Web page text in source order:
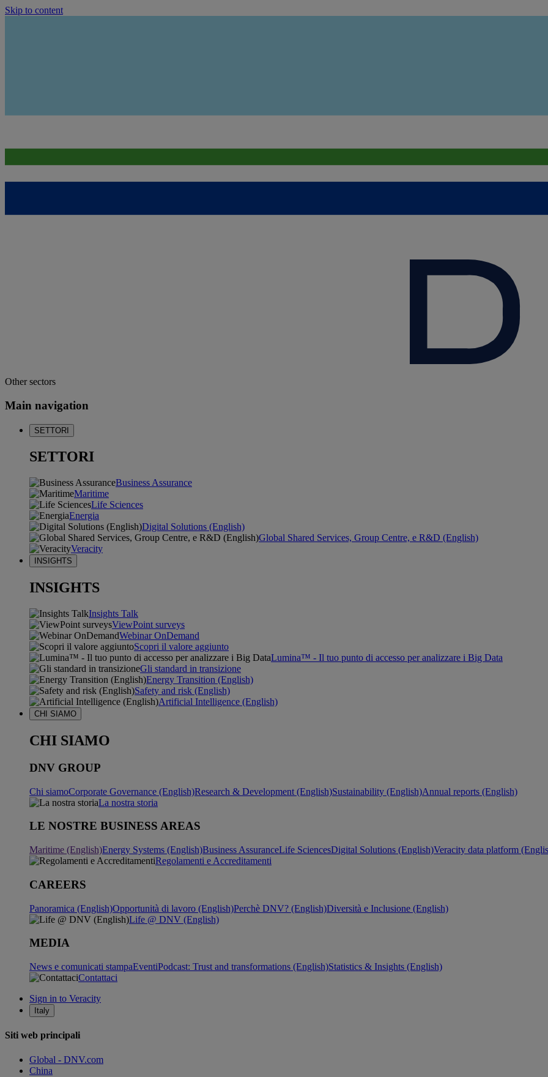
Skip to content
Other sectors
Main navigation
SETTORI
SETTORI
Business Assurance
Maritime
Life Sciences
Energia
Digital Solutions (English)
Global Shared Services, Group Centre, e R&D (English)
Veracity
INSIGHTS
INSIGHTS
Insights Talk
ViewPoint surveys
Webinar OnDemand
Scopri il valore aggiunto
Lumina™ - Il tuo punto di accesso per analizzare i Big Data
Gli standard in transizione
Energy Transition (English)
Safety and risk (English)
Artificial Intelligence (English)
CHI SIAMO
CHI SIAMO
DNV GROUP
Chi siamoCorporate Governance (English)Research & Development (English)Sustainability (English)Annual reports (English)
La nostra storia
LE NOSTRE BUSINESS AREAS
Maritime (English)Energy Systems (English)Business AssuranceLife SciencesDigital Solutions (English)Veracity data platform
Regolamenti e Accreditamenti
CAREERS
Panoramica (English)Opportunità di lavoro (English)Perchè DNV? (English)Diversità e Inclusione (English)
Life @ DNV (English)
MEDIA
News e comunicati stampaEventiPodcast: Trust and transformations (English)Statistics & Insights (English)
Contattaci
Sign in to Veracity
Italy
Siti web principali
Global - DNV.com
China